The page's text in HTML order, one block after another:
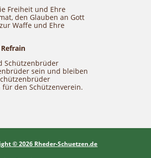
Freiheit und Ehre
den Glauben an Gott
Waffe und Ehre
Refrain
Schützenbrüder
sein und bleiben
den Schützenverein.
© 2026 Rheder-Schuetzen.de